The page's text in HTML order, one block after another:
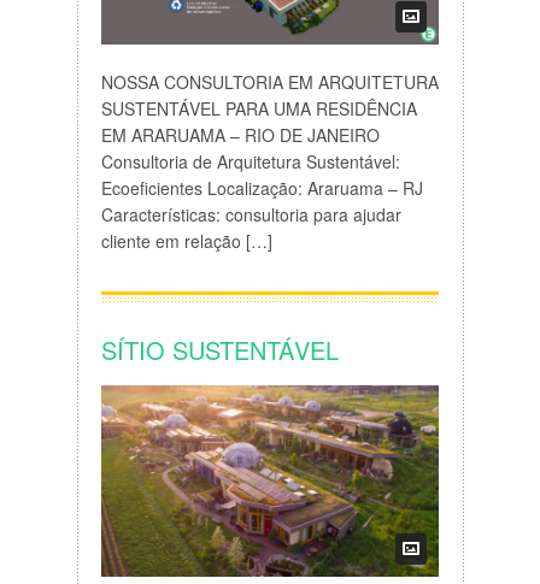
NOSSA CONSULTORIA EM ARQUITETURA
SUSTENTÁVEL PARA UMA RESIDÊNCIA
EM ARARUAMA – RIO DE JANEIRO
Consultoria de Arquitetura Sustentável:
Ecoeficientes Localização: Araruama – RJ
Características: consultoria para ajudar
cliente em relação […]
SÍTIO SUSTENTÁVEL